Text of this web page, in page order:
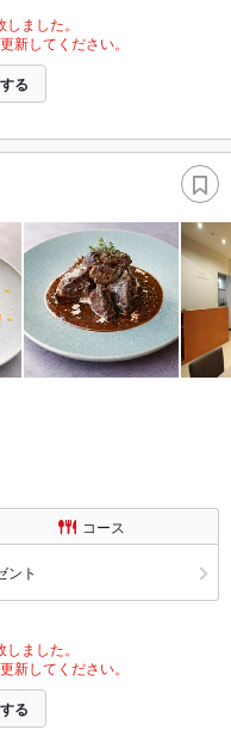
ました。
新してください。
る
コース
ント
ました。
新してください。
る